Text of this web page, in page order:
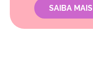
SAIBA MAIS